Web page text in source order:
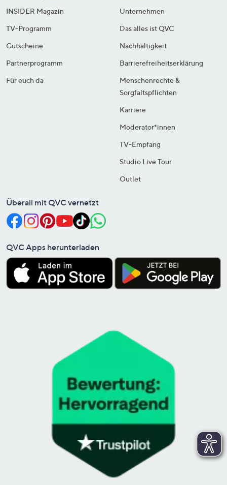
INSIDER Magazin
TV-Programm
Gutscheine
Partnerprogramm
Für euch da
Unternehmen
Das alles ist QVC
Nachhaltigkeit
Barrierefreiheitserklärung
Menschenrechte &
Sorgfaltspflichten
Karriere
Moderator*innen
TV-Empfang
Studio Live Tour
Outlet
Überall mit QVC vernetzt
QVC Apps herunterladen